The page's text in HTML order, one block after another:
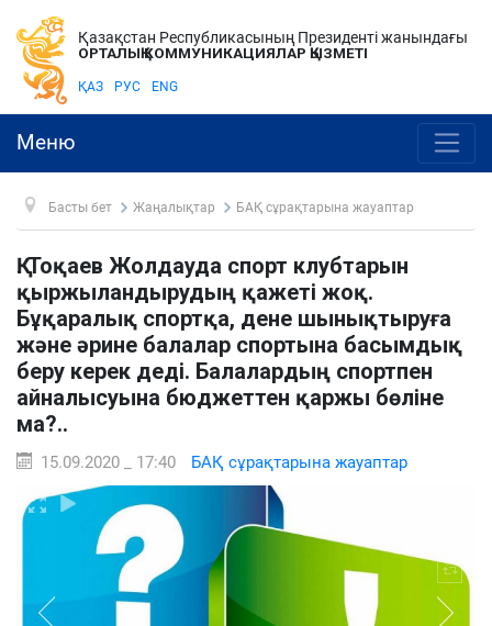
Қазақстан Республикасының Президенті жанындағы
ОРТАЛЫҚ КОММУНИКАЦИЯЛАР ҚЫЗМЕТІ
ҚАЗ РУС ENG
Меню
Басты бет Жаңалықтар БАҚ сұрақтарына жауаптар
Қ. Тоқаев Жолдауда спорт клубтарын
қыржыландырудың қажеті жоқ.
Бұқаралық спортқа, дене шынықтыруға
және әрине балалар спортына басымдық
беру керек деді. Балалардың спортпен
айналысуына бюджеттен қаржы бөліне
ма?..
15.09.2020 _ 17:40 БАҚ сұрақтарына жауаптар